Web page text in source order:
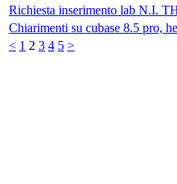
< 1 2 3 4 5 >
Richiesta inserimento lab N.I.
Chiarimenti su cubase 8.5 pro,